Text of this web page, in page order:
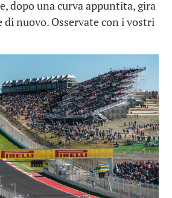
dopo una curva appuntita, gira
di nuovo. Osservate con i vostri